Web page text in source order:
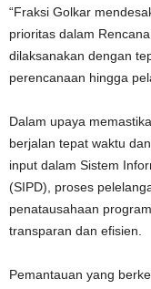
“Fraksi Golkar
prioritas dalam
dilaksanakan dengan
perencanaan hingga
Dalam upaya
berjalan tepat waktu
input dalam Sistem
(SIPD), proses
penatausahaan
transparan dan efisien.
Pemantauan yang